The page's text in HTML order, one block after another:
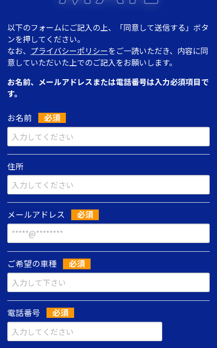
以下のフォームにご記入の上、「同意して送信する」ボタ
ンを押してください。
なお、 プライバシーポリシーをご一読いただき、内容に同
意していただいた上でのご記入をお願いします。
お名前、メールアドレスまたは電話番号は入力必須項目で
す。
お名前
住所
メールアドレス
ご希望の車種
電話番号